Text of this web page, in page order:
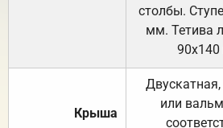
столбы.
мм. Тетива
Крыша
или